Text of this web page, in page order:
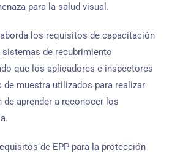
para la salud visual.
aborda los requisitos de capacitación
de recubrimiento
que los aplicadores e inspectores
de muestra utilizados para realizar
de aprender a reconocer los
de EPP para la protección